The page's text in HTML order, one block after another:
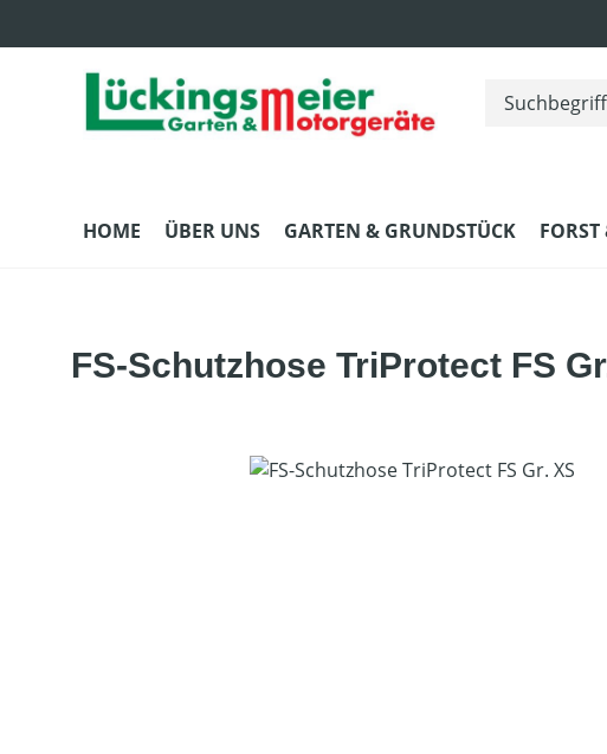
HOME ÜBER UNS GARTEN & GRUNDSTÜCK
FS-Schutzhose TriProtect FS
Bildergalerie überspringen